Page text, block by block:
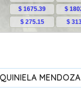
QUINIELA MENDOZA